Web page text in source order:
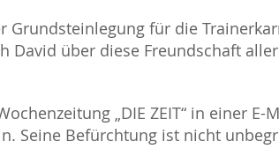
Grundsteinlegung für die
David über diese Freundschaft
„DIE ZEIT“ in einer
Seine Befürchtung ist nicht